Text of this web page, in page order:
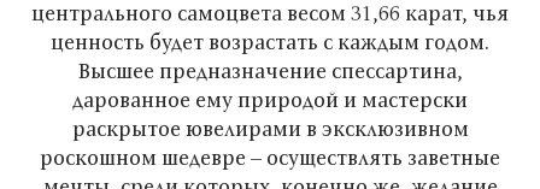
центрального самоцвета весом 31,66 карат, чья
ценность будет возрастать с каждым годом.
Высшее предназначение спессартина,
дарованное ему природой и мастерски
раскрытое ювелирами в эксклюзивном
роскошном шедевре – осуществлять заветные